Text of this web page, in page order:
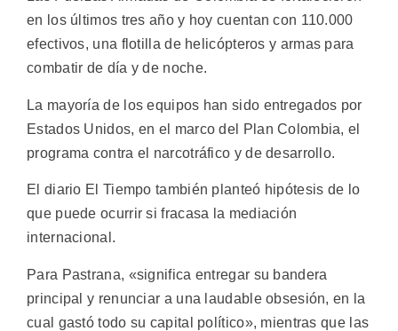
en los últimos tres año y hoy cuentan con 110.000
efectivos, una flotilla de helicópteros y armas para
combatir de día y de noche.
La mayoría de los equipos han sido entregados por
Estados Unidos, en el marco del Plan Colombia, el
programa contra el narcotráfico y de desarrollo.
El diario El Tiempo también planteó hipótesis de lo
que puede ocurrir si fracasa la mediación
internacional.
Para Pastrana, «significa entregar su bandera
principal y renunciar a una laudable obsesión, en la
cual gastó todo su capital político», mientras que las